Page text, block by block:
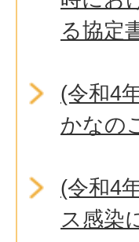
る協定
(令和4
かなの
(令和4
ス感染